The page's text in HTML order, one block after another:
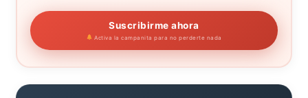
Suscribirme ahora
Activa la campanita para no perderte nada